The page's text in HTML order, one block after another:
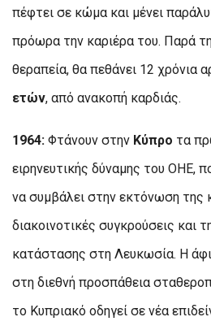
πέφτει σε κώμα και μένει
πρόωρα την καριέρα του. Παρά
θεραπεία, θα πεθάνει 12 χρόνια
ετών, από ανακοπή καρδιάς.
1964: Φτάνουν στην Κύπρο τα
ειρηνευτικής δύναμης του ΟΗΕ,
να συμβάλει στην εκτόνωση της
διακοινοτικές συγκρούσεις και
κατάστασης στη Λευκωσία. Η
στη διεθνή προσπάθεια
το Κυπριακό οδηγεί σε νέα